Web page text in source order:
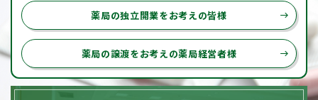
薬局の独立開業をお考えの皆様 east
薬局の譲渡をお考えの薬局経営者様 east